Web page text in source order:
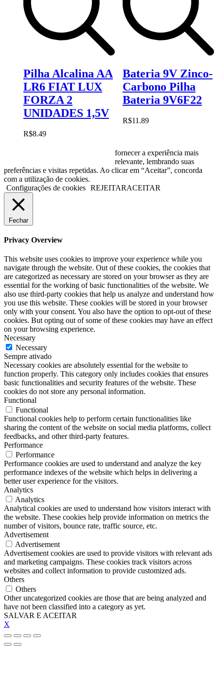
Pilha Alcalina AA
LR6 FIAT LUX
FORZA 2
UNIDADES 1,5V
R$8.49
Bateria 9V Zinco-
Carbono Pilha
Bateria 9V6F22
R$11.89
fornecer a experiência mais
relevante, lembrando suas
preferências e visitas repetidas. Ao clicar em “Aceitar”, concorda
com a utilização de cookies.
Configurações de cookies REJEITARACEITAR
Fechar
Privacy Overview
This website uses cookies to improve your experience while you
navigate through the website. Out of these cookies, the cookies that
are categorized as necessary are stored on your browser as they are
essential for the working of basic functionalities of the website. We
also use third-party cookies that help us analyze and understand how
you use this website. These cookies will be stored in your browser
only with your consent. You also have the option to opt-out of these
cookies. But opting out of some of these cookies may have an effect
on your browsing experience.
Necessary
Necessary
Sempre ativado
Necessary cookies are absolutely essential for the website to
function properly. This category only includes cookies that ensures
basic functionalities and security features of the website. These
cookies do not store any personal information.
Functional
Functional
Functional cookies help to perform certain functionalities like
sharing the content of the website on social media platforms, collect
feedbacks, and other third-party features.
Performance
Performance
Performance cookies are used to understand and analyze the key
performance indexes of the website which helps in delivering a
better user experience for the visitors.
Analytics
Analytics
Analytical cookies are used to understand how visitors interact with
the website. These cookies help provide information on metrics the
number of visitors, bounce rate, traffic source, etc.
Advertisement
Advertisement
Advertisement cookies are used to provide visitors with relevant ads
and marketing campaigns. These cookies track visitors across
websites and collect information to provide customized ads.
Others
Others
Other uncategorized cookies are those that are being analyzed and
have not been classified into a category as yet.
SALVAR E ACEITAR
X